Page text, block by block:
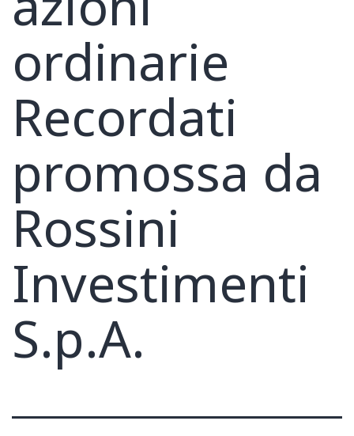
ordinarie
Recordati
promossa da
Rossini
Investimenti
S.p.A.